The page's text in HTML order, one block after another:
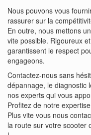
Nous pouvons vous
rassurer sur la
En outre, nous mettons
vite possible. Rigoureux
garantissent le respect
engageons.
Contactez-nous sans
dépannage, le diagnostic
nos experts qui vous
Profitez de notre
Plus vite vous nous
la route sur votre scooter